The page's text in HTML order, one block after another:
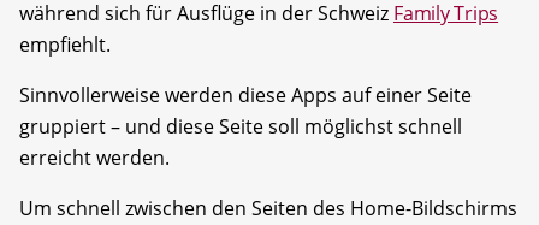
während sich für Ausflüge in der Schweiz Family Trips
empfiehlt.
Sinnvollerweise werden diese Apps auf einer Seite
gruppiert – und diese Seite soll möglichst schnell
erreicht werden.
Um schnell zwischen den Seiten des Home-Bildschirms